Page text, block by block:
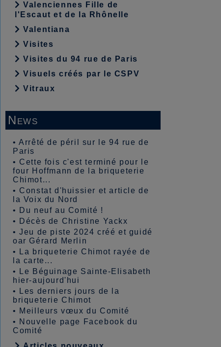
Valenciennes Fille de
l'Escaut et de la Rhônelle
Valentiana
Visites
Visites du 94 rue de Paris
Visuels créés par le CSPV
Vitraux
News
•Arrêté de péril sur le 94 rue de
Paris
• Cette fois c'est terminé pour le
four Hoffmann de la briqueterie
Chimot...
• Constat d'huissier et article de
la Voix du Nord
•
Du neuf au Comité !
•
Décès de Christine Yackx
•Jeu de piste 2024 créé et guidé
oar Gérard Merlin
•
La briqueterie Chimot rayée de
la carte...
•
Le Béguinage Sainte-Elisabeth
hier-aujourd'hui
•
Les derniers jours de la
briqueterie Chimot
• Meilleurs vœux du Comité
• Nouvelle page Facebook du
Comité